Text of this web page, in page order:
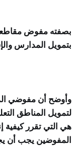
بصفته مفوض
بتمويل المدارس
وأوضح أن مفوضي
لتمويل المناطق
هي التي تقرر كيفية
المفوضين يجب أن